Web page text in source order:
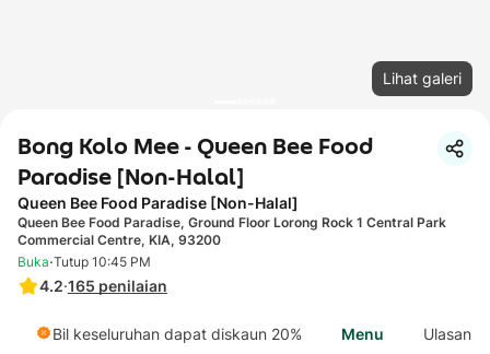
Lihat galeri
Bong Kolo Mee - Queen Bee Food
Paradise [Non-Halal]
Queen Bee Food Paradise [Non-Halal]
Queen Bee Food Paradise, Ground Floor Lorong Rock 1 Central Park
Commercial Centre, KIA, 93200
4.2·165 penilaian
Buka·Tutup 10:45 PM
Bil keseluruhan dapat diskaun 20% Menu Ulasan